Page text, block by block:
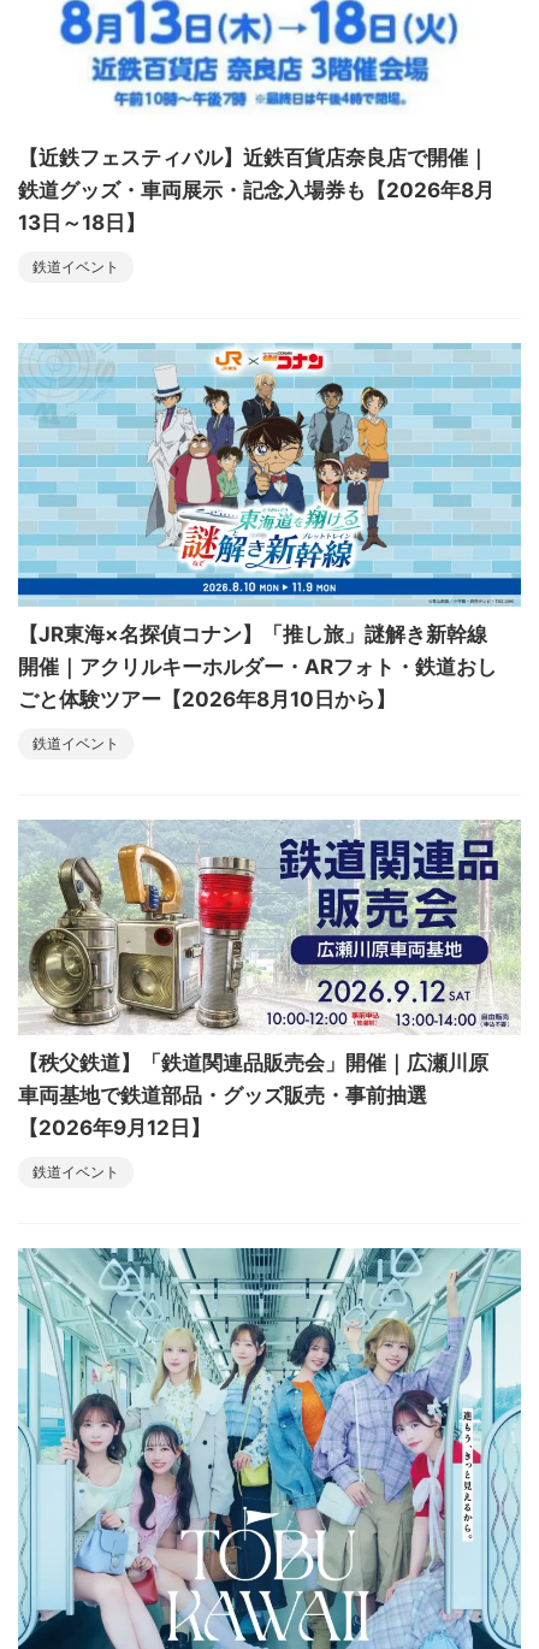
【近鉄フェスティバル】近鉄百貨店奈良店で開催｜
鉄道グッズ・車両展示・記念入場券も【2026年8月
13日～18日】
鉄道イベント
【JR東海×名探偵コナン】「推し旅」謎解き新幹線
開催｜アクリルキーホルダー・ARフォト・鉄道おし
ごと体験ツアー【2026年8月10日から】
鉄道イベント
【秩父鉄道】「鉄道関連品販売会」開催｜広瀬川原
車両基地で鉄道部品・グッズ販売・事前抽選
【2026年9月12日】
鉄道イベント